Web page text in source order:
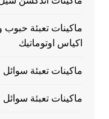
ماكينات تعبئة
اكياس اوتوماتيك
ماكينات تعبئة سوائل
ماكينات تعبئة سوائل